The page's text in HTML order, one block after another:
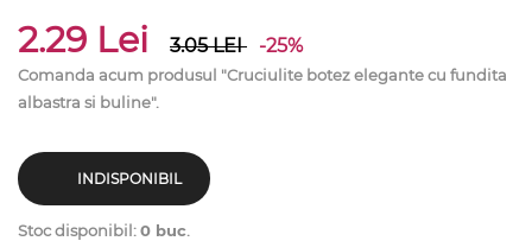
2.29 Lei 3.05LEI -25%
Comanda acum produsul "Cruciulite botez elegante cu fundita
albastra si buline".
INDISPONIBIL
Stoc disponibil:0 buc.